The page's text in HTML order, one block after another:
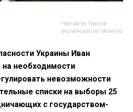
Читайте також
українською мовою
Украины Иван
на необходимости
невозможности
списки на выборы 25
с государством-